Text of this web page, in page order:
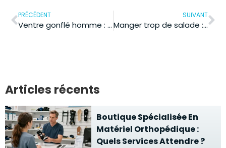
PRÉCÉDENT
Ventre gonflé homme : les 7 solutions pour retrouver le confort au quotidien
SUIVANT
Manger trop de salade : quels effets sur la santé et la digestion
Articles récents
Boutique Spécialisée En
Matériel Orthopédique :
Quels Services Attendre ?